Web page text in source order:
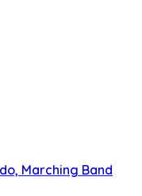
Marching Band